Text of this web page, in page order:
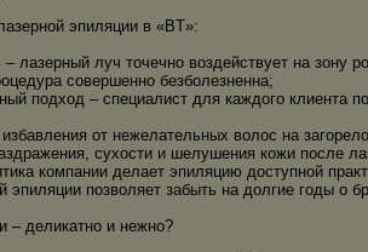
эпиляции в «BT»:
– лазерный луч точечно воздействует на зону
совершенно безболезненна;
подход – специалист для каждого клиента
от нежелательных волос на
сухости и шелушения кожи после
компании делает эпиляцию доступной
эпиляции позволяет забыть на долгие годы о
– деликатно и нежно?